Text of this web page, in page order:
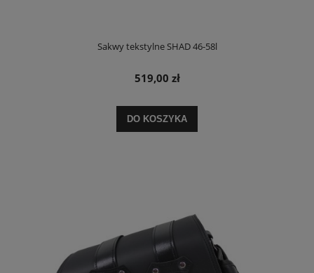
Sakwy tekstylne SHAD 46-58l
519,00 zł
DO KOSZYKA